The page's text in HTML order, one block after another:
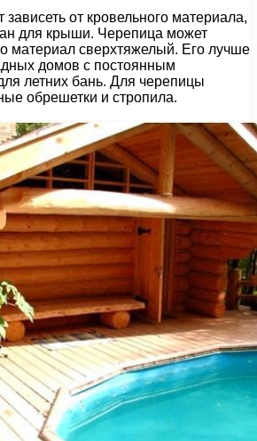
зависеть от кровельного материала,
для крыши. Черепица может
материал сверхтяжелый. Его лучше
домов с постоянным
летних бань. Для черепицы
обрешетки и стропила.